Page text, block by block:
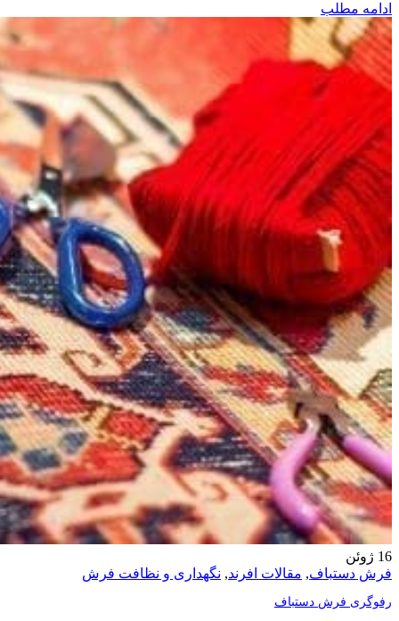
ادامه مطلب
16 ژوئن
فرش دستباف, مقالات افرند, نگهداری و نظافت فرش
رفو‌گری فرش دستباف